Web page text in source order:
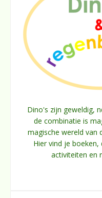
Dino's zijn geweldig,
de combinatie is
magische wereld van
Hier vind je
activiteiten en